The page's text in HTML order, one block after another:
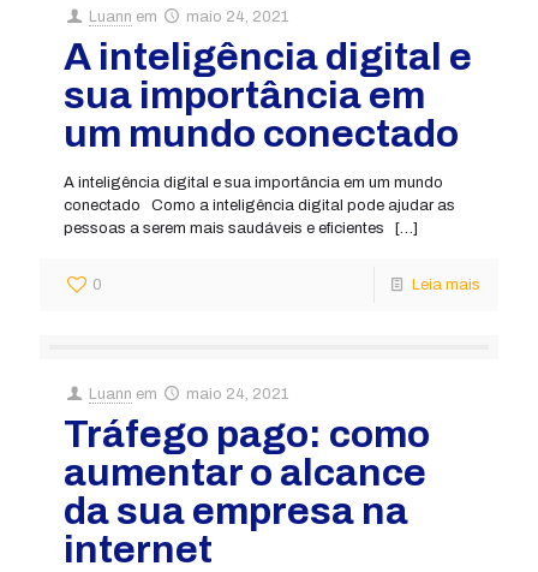
Luann em maio 24, 2021
A inteligência digital e
sua importância em
um mundo conectado
A inteligência digital e sua importância em um mundo
conectado Como a inteligência digital pode ajudar as
pessoas a serem mais saudáveis e eficientes
[…]
0 Leia mais
Luann em maio 24, 2021
Tráfego pago: como
aumentar o alcance
da sua empresa na
internet